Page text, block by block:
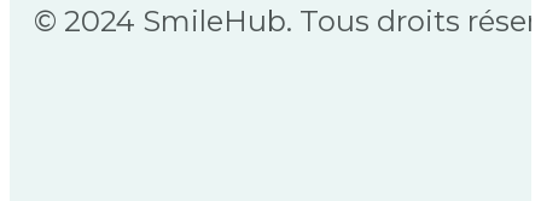
© 2024 SmileHub. Tous droits